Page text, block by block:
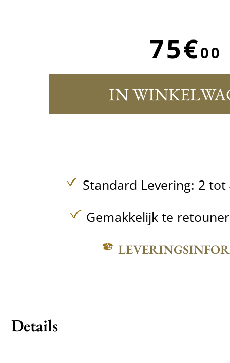
75€00
IN
Standard Levering: 2
Gemakkelijk te
Details